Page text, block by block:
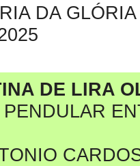
DA
DE LIRA